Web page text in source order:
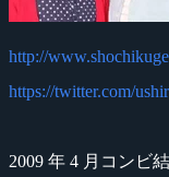
http://
https://twitter.com/
2009 年 4 月コンビ